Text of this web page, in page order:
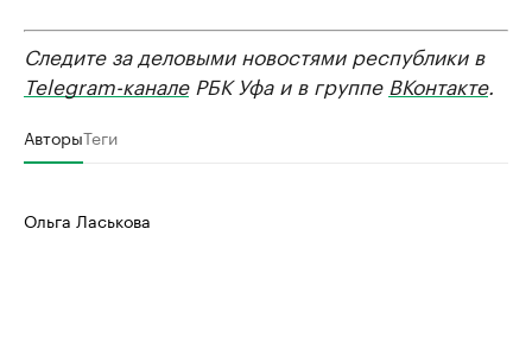
Следите за деловыми новостями республики в
Telegram-каналеРБК Уфа и в группе ВКонтакте.
АвторыТеги
Ольга Ласькова